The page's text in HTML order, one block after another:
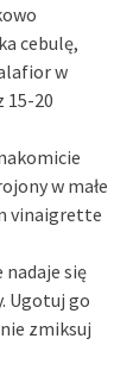
cebulę,
w
15-20
w małe
vinaigrette
się
Ugotuj go
zmiksuj